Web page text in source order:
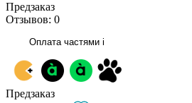
Предзаказ
Отзывов: 0
Оплата частями i
Предзаказ